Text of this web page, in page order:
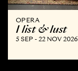
OPERA
I list & lust
5 SEP - 22 NOV 2026